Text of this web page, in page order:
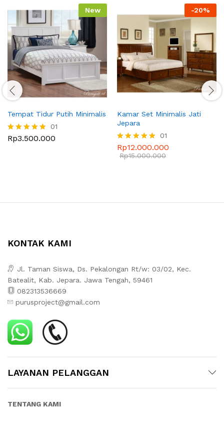
New
Tempat Tidur Putih Minimalis
Dinilai
01
Rp3.500.000
-20%
Kamar Set Minimalis Jati
Jepara
Dinilai
5.00
01
Rp12.000.000
Rp15.000.000
KONTAK KAMI
Jl. Taman Siswa, Ds. Pekalongan Rt/w: 03/02, Kec.
Batealit, Kab. Jepara. Jawa Tengah, 59461
082313536669
purusproject@gmail.com
LAYANAN PELANGGAN
TENTANG KAMI